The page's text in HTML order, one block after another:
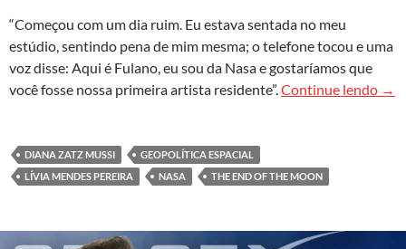
“Começou com um dia ruim. Eu estava sentada no meu
estúdio, sentindo pena de mim mesma; o telefone tocou e uma
voz disse: Aqui é Fulano, eu sou da Nasa e gostaríamos que
você fosse nossa primeira artista residente”.Continue lendo →
DIANA ZATZ MUSSI
GEOPOLÍTICA ESPACIAL
LÍVIA MENDES PEREIRA
NASA THE END OF THE MOON